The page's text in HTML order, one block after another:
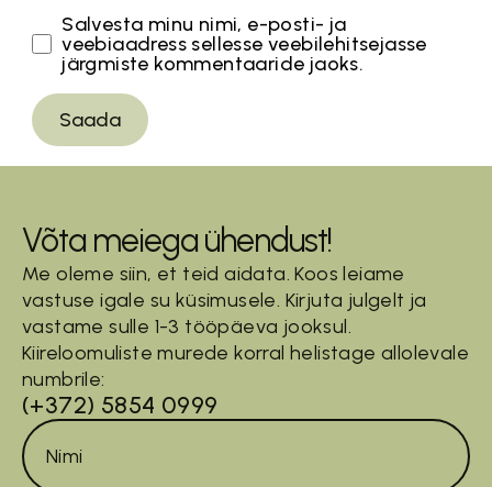
Salvesta minu nimi, e-posti- ja
veebiaadress sellesse veebilehitsejasse
järgmiste kommentaaride jaoks.
Võta meiega ühendust!
Me oleme siin, et teid aidata. Koos leiame
vastuse igale su küsimusele. Kirjuta julgelt ja
vastame sulle 1-3 tööpäeva jooksul.
Kiireloomuliste murede korral helistage allolevale
numbrile:
(+372) 5854 0999
Nimi
*